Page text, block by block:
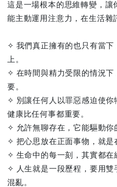
這是一場根本的思維轉變，讓
能主動運用注意力，在生活雜
✧ 我們真正擁有的也只有當下
上。
✧ 在時間與精力受限的情況下
要。
✧ 別讓任何人以罪惡感迫使你
健康比任何事都重要。
✧ 允許無聊存在，它能驅動你
✧ 把心思放在正面事物，就是
✧ 生命中的每一刻，其實都在
✧ 人生就是一段歷程，要用雙
混亂。